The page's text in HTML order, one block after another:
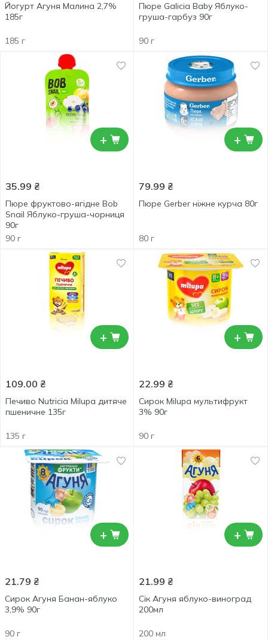
Йогурт Агуня Малина 2,7%
185г
185 г
Пюре Galicia Baby Яблуко-
груша-гарбуз 90г
90 г
+
35.99 ₴
Пюре фруктово-ягідне Bob
Snail Яблуко-груша-чорниця
90г
90 г
+
79.99 ₴
Пюре Gerber ніжне курча 80г
80 г
+
109.00 ₴
Печиво Nutricia Milupa дитяче
пшеничне 135г
135 г
+
22.99 ₴
Сирок Milupa мультифрукт
3% 90г
90 г
+
21.79 ₴
Сирок Агуня Банан-яблуко
3,9% 90г
90 г
+
21.99 ₴
Сік Агуня яблуко-виноград
200мл
200 мл